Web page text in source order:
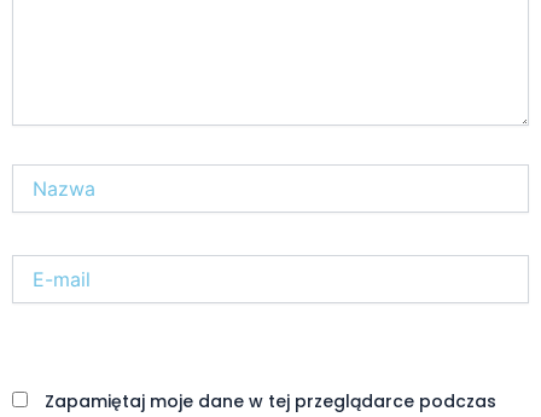
mail*
Zapamiętaj moje dane w tej przeglądarce podczas